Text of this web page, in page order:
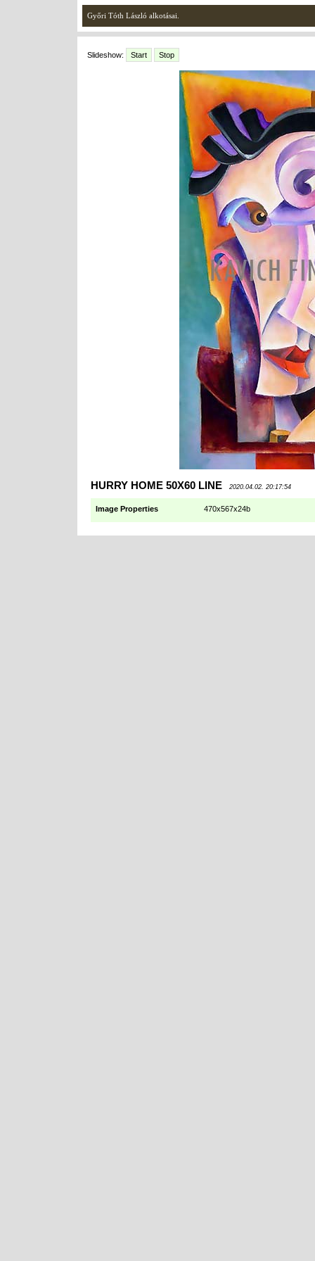
Győri Tóth László alkotásai.
Slideshow: Start Stop
HURRY HOME 50X60 LINE 2020.04.02. 20:17:54
Image Properties 470x567x24b